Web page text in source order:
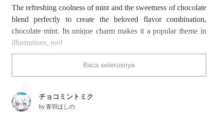
The refreshing coolness of mint and the sweetness of chocolate
blend perfectly to create the beloved flavor combination,
chocolate mint. Its unique charm makes it a popular theme in
illustrations, too!
Enjoy a refreshing treat with this collection of illustrations
featuring chocolate mint motifs.
Baca seterusnya
チョコミントミク
by青羽ほしの